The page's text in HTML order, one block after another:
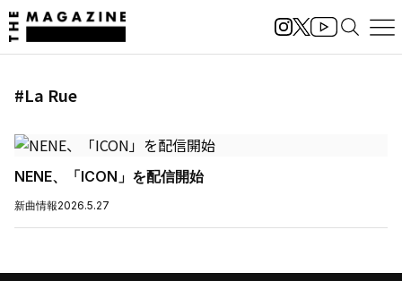
#La Rue
NENE、「ICON」を配信開始
新曲情報2026.5.27